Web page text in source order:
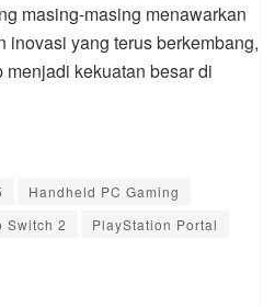
masing-masing menawarkan
inovasi yang terus berkembang,
kekuatan besar di
Handheld PC Gaming
Switch 2
PlayStation Portal